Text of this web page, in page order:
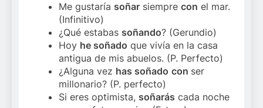
Me gustaría soñar siempre con el mar.
(Infinitivo)
¿Qué estabas soñando? (Gerundio)
Hoy he soñado que vivía en la casa
antigua de mis abuelos. (P. Perfecto)
¿Alguna vez has soñado con ser
millonario? (P. perfecto)
Si eres optimista, soñarás cada noche